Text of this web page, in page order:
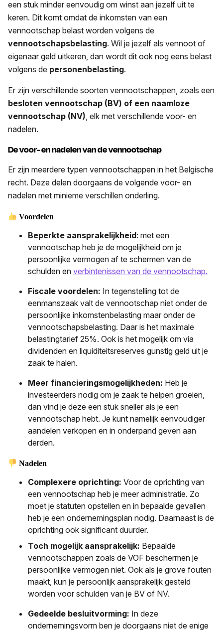
een stuk minder eenvoudig om winst aan jezelf uit te
keren. Dit komt omdat de inkomsten van een
vennootschap belast worden volgens de
vennootschapsbelasting. Wil je jezelf als vennoot of
eigenaar geld uitkeren, dan wordt dit ook nog eens belast
volgens de personenbelasting.
Er zijn verschillende soorten vennootschappen, zoals een
besloten vennootschap (BV) of een naamloze
vennootschap (NV), elk met verschillende voor- en
nadelen.
De voor- en nadelen van de vennootschap
Er zijn meerdere typen vennootschappen in het Belgische
recht. Deze delen doorgaans de volgende voor- en
nadelen met minieme verschillen onderling.
Voordelen
Beperkte aansprakelijkheid: met een
vennootschap heb je de mogelijkheid om je
persoonlijke vermogen af te schermen van de
schulden en verbintenissen van de vennootschap.
Fiscale voordelen: In tegenstelling tot de
eenmanszaak valt de vennootschap niet onder de
persoonlijke inkomstenbelasting maar onder de
vennootschapsbelasting. Daar is het maximale
belastingtarief 25%. Ook is het mogelijk om via
dividenden en liquiditeitsreserves gunstig geld uit je
zaak te halen.
Meer financieringsmogelijkheden: Heb je
investeerders nodig om je zaak te helpen groeien,
dan vind je deze een stuk sneller als je een
vennootschap hebt. Je kunt namelijk eenvoudiger
aandelen verkopen en in onderpand geven aan
derden.
Nadelen
Complexere oprichting: Voor de oprichting van
een vennootschap heb je meer administratie. Zo
moet je statuten opstellen en in bepaalde gevallen
heb je een ondernemingsplan nodig. Daarnaast is de
oprichting ook significant duurder.
Toch mogelijk aansprakelijk: Bepaalde
vennootschappen zoals de VOF beschermen je
persoonlijke vermogen niet. Ook als je grove fouten
maakt, kun je persoonlijk aansprakelijk gesteld
worden voor schulden van je BV of NV.
Gedeelde besluitvorming: In deze
ondernemingsvorm ben je doorgaans niet de enige